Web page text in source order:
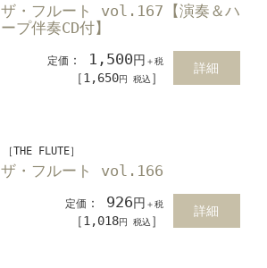
ザ・フルート vol.167【演奏＆ハ
ープ伴奏CD付】
定価 ： 1,500円 ＋税
［1,650円 税込 ］
詳細
［THE FLUTE］
ザ・フルート vol.166
定価 ： 926円 ＋税
［1,018円 税込 ］
詳細